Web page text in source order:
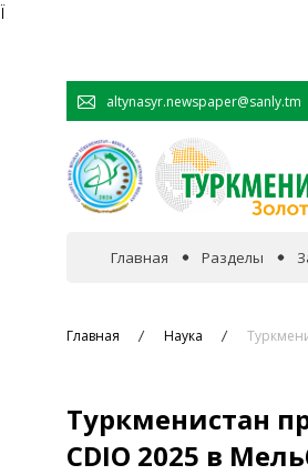
Ï
altynasyr.newspaper@sanly.tm
Главная Разделы
Главная Наука
Туркменистан
CDIO 2025 в